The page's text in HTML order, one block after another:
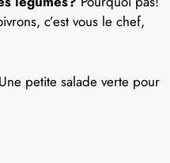
c’est vous le chef,
Une petite salade verte pour